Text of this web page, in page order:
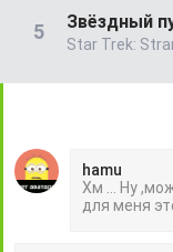
Звёздный
Star Trek:
hamu
Хм ... Ну
для меня